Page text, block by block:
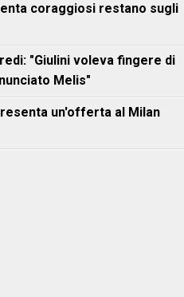
coraggiosi restano sugli
"Giulini voleva fingere di
Melis"
un'offerta al Milan